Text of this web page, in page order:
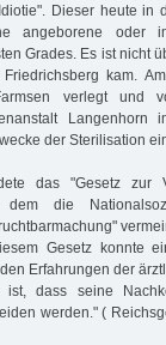
Dieser heute in
angeborene oder
Grades. Es ist nicht
kam.
verlegt und
der Sterilisation
das "Gesetz zur
die
Gesetz konnte
Erfahrungen der
ist, dass seine
werden." (